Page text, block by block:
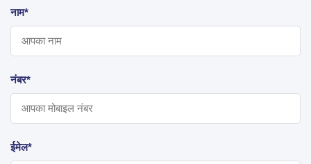
नाम*
नंबर*
ईमेल*